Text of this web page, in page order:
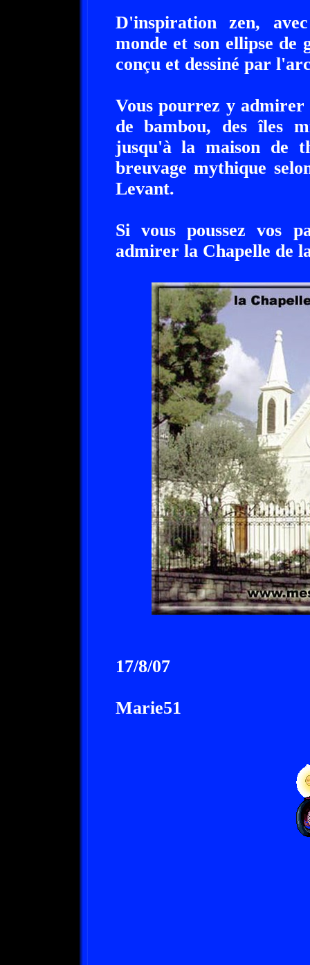
D'inspiration zen,
monde et son ellipse
conçu et dessiné par
Vous pourrez y admirer
de bambou, des îles
jusqu'à la maison de
breuvage mythique
Levant.
Si vous poussez vos
admirer la Chapelle de
17/8/07
Marie51